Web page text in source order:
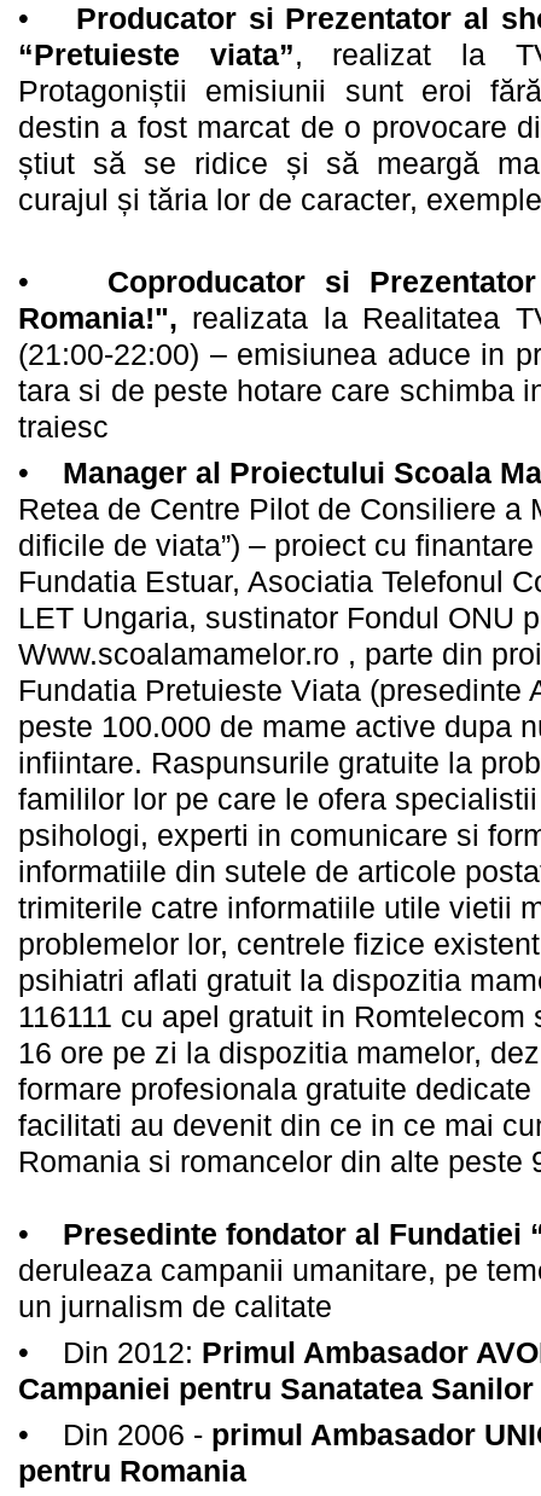
• Producator si Prezentator al
“Pretuieste viata”, realizat la
Protagoniștii emisiunii sunt eroi
destin a fost marcat de o provocare
știut să se ridice și să meargă
curajul și tăria lor de caracter,
• Coproducator si
Romania!", realizata la Realitatea
(21:00-22:00) – emisiunea aduce in
tara si de peste hotare care schimba
traiesc
•
Manager al Proiectului Scoala
Retea de Centre Pilot de Consiliere a
dificile de viata”) – proiect cu
Fundatia Estuar, Asociatia Telefonul
LET Ungaria, sustinator Fondul ONU
Www.scoalamamelor.ro , parte din
Fundatia Pretuieste Viata (presedinte
peste 100.000 de mame active dupa
infiintare. Raspunsurile gratuite la
famililor lor pe care le ofera
psihologi, experti in comunicare si
informatiile din sutele de articole
trimiterile catre informatiile utile vietii
problemelor lor, centrele fizice
psihiatri aflati gratuit la dispozitia
116111 cu apel gratuit in
16 ore pe zi la dispozitia mamelor,
formare profesionala gratuite
facilitati au devenit din ce in ce mai
Romania si romancelor din alte peste
• Presedinte fondator al Fundatiei
deruleaza campanii umanitare, pe
un jurnalism de calitate
• Din 2012: Primul Ambasador
Campaniei pentru Sanatatea Sanilor
• Din 2006 - primul Ambasador
pentru Romania